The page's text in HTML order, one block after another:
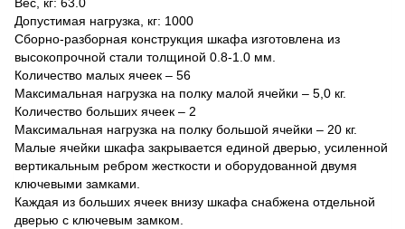
Допустимая нагрузка, кг: 1000
Сборно-разборная конструкция шкафа изготовлена из
высокопрочной стали толщиной 0.8-1.0 мм.
Количество малых ячеек – 56
Максимальная нагрузка на полку малой ячейки – 5,0 кг.
Количество больших ячеек – 2
Максимальная нагрузка на полку большой ячейки – 20 кг.
Малые ячейки шкафа закрывается единой дверью, усиленной
вертикальным ребром жесткости и оборудованной двумя
ключевыми замками.
Каждая из больших ячеек внизу шкафа снабжена отдельной
дверью с ключевым замком.